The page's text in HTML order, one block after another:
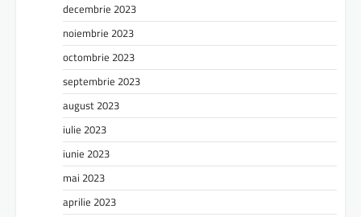
decembrie 2023
noiembrie 2023
octombrie 2023
septembrie 2023
august 2023
iulie 2023
iunie 2023
mai 2023
aprilie 2023